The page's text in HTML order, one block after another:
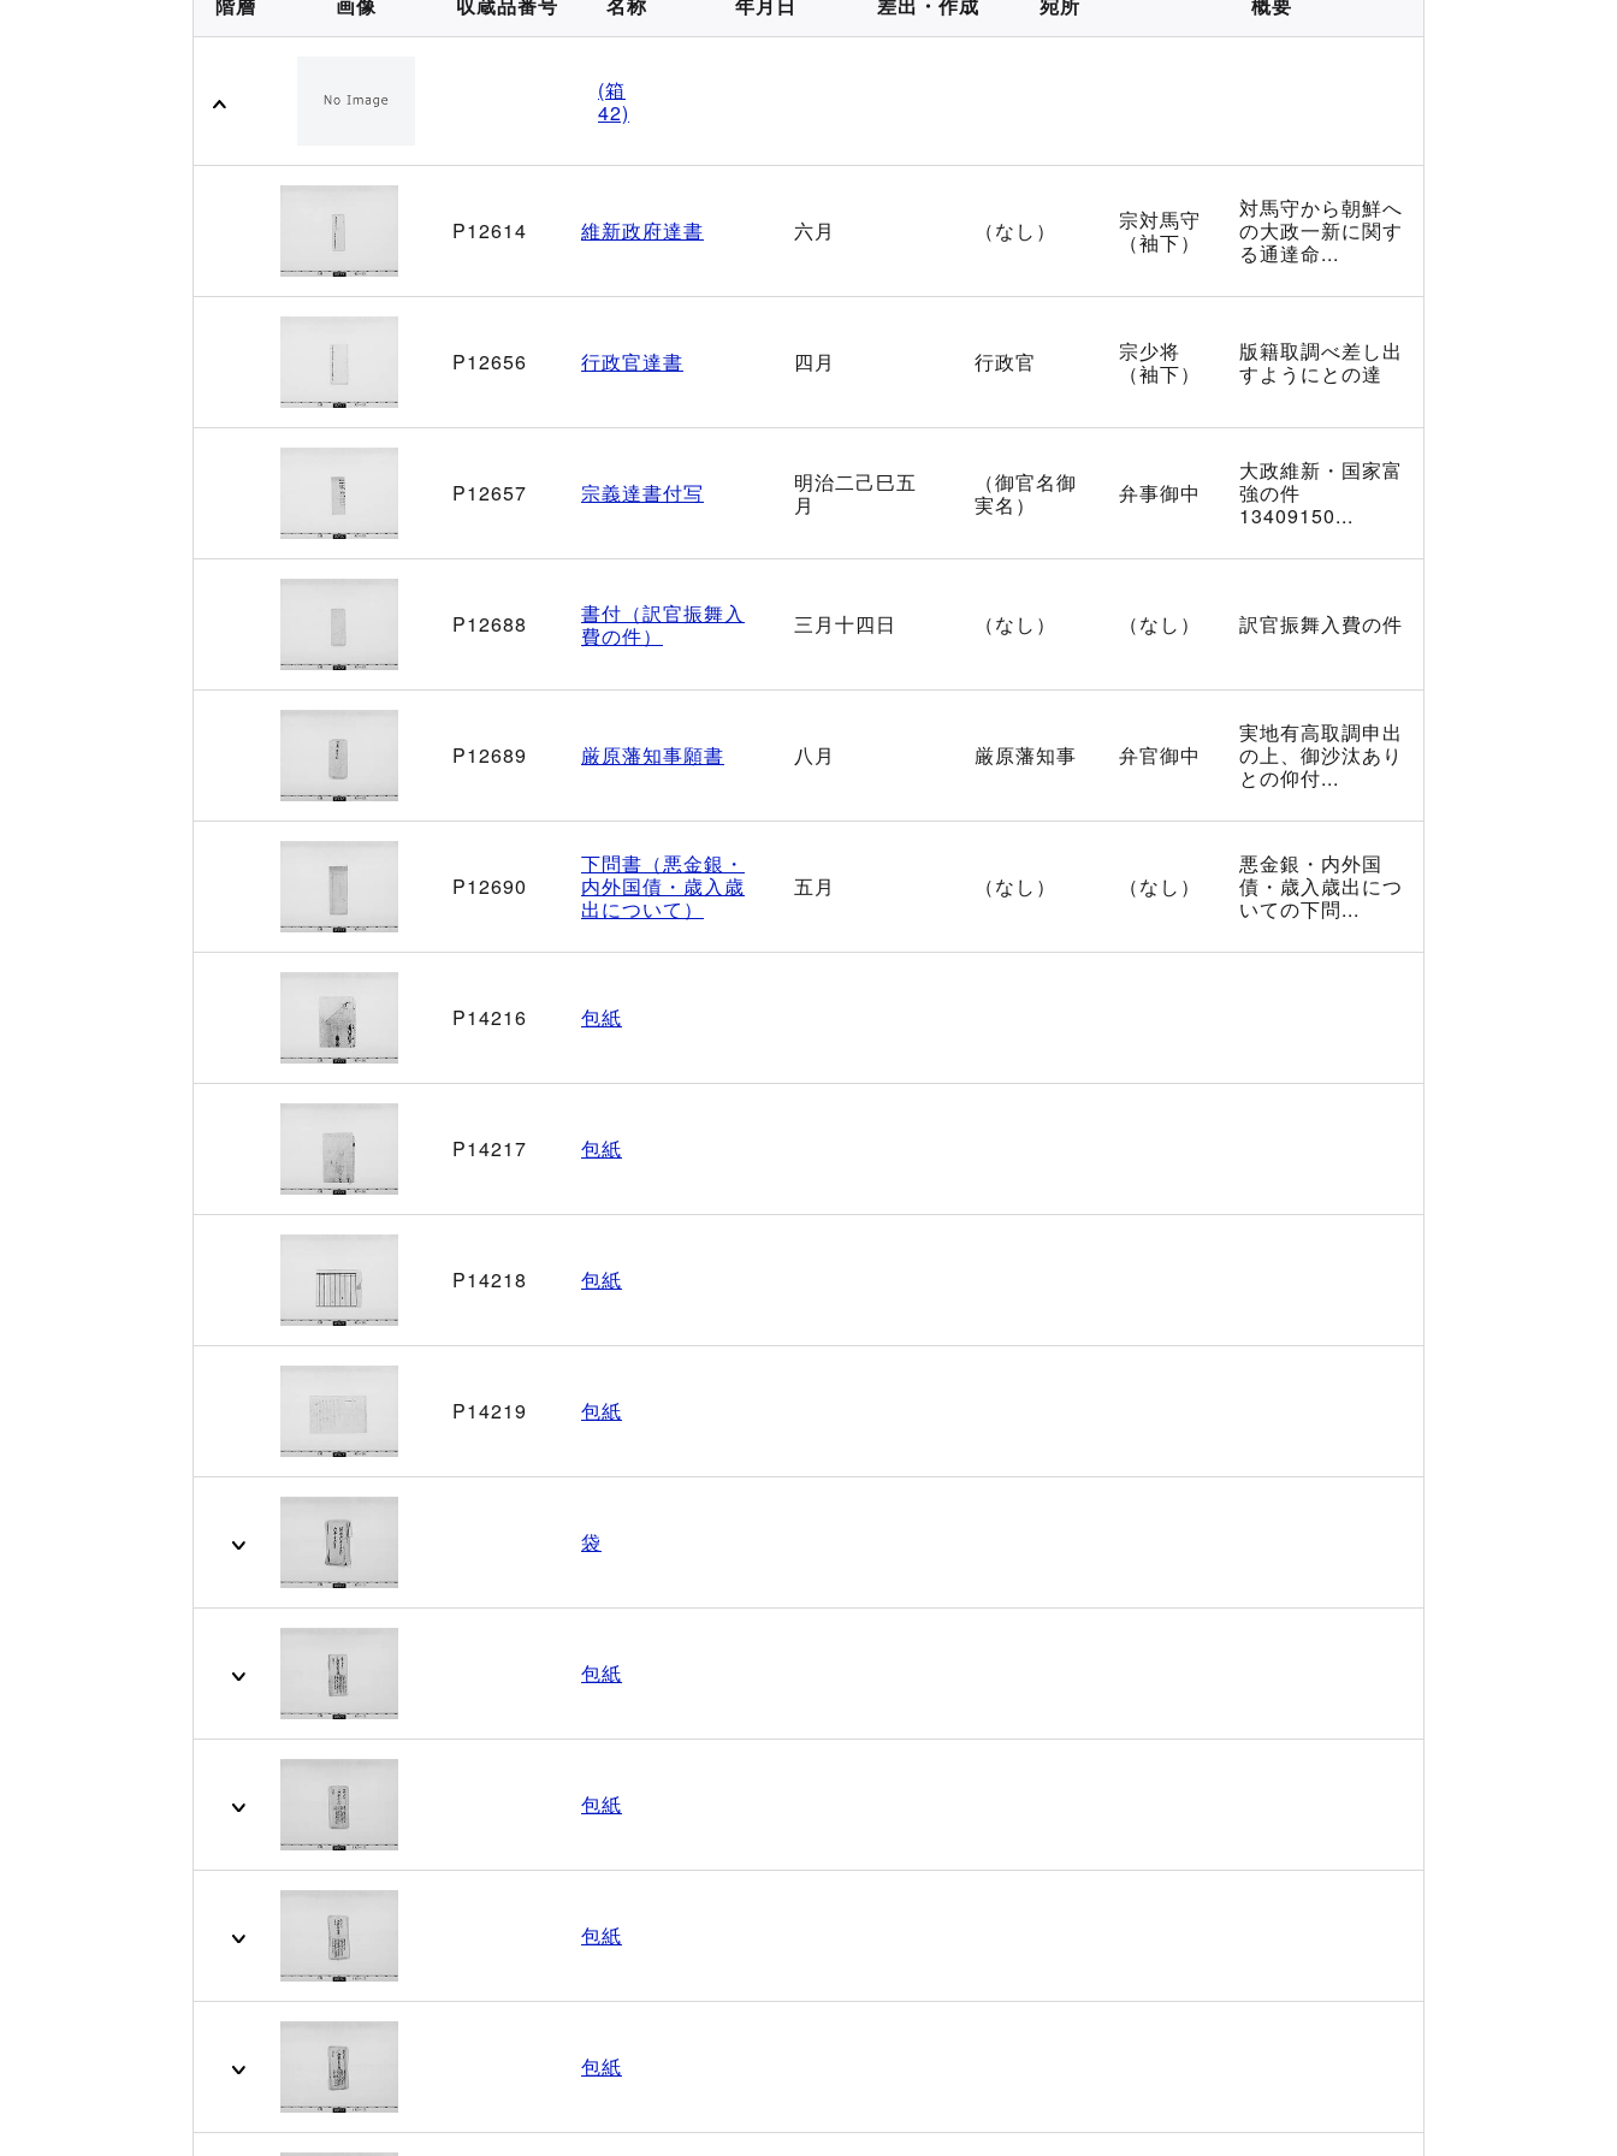
(箱
42)
P12614 維新政府達書 六月 （なし）
宗対馬守
（袖下）
対馬守から朝鮮へ
の大政一新に関す
る通達命...
P12656 行政官達書 四月 行政官
宗少将
（袖下）
版籍取調べ差し出
すようにとの達
P12657 宗義達書付写
明治二己巳五
月
（御官名御
実名）
弁事御中
大政維新・国家富
強の件
13409150...
P12688
書付（訳官振舞入
費の件）
三月十四日 （なし） （なし） 訳官振舞入費の件
P12689 厳原藩知事願書 八月 厳原藩知事 弁官御中
実地有高取調申出
の上、御沙汰あり
との仰付...
P12690
下問書（悪金銀・
内外国債・歳入歳
出について）
五月 （なし） （なし）
悪金銀・内外国
債・歳入歳出につ
いての下問...
P14216 包紙
P14217 包紙
P14218 包紙
P14219 包紙
袋
包紙
包紙
包紙
包紙